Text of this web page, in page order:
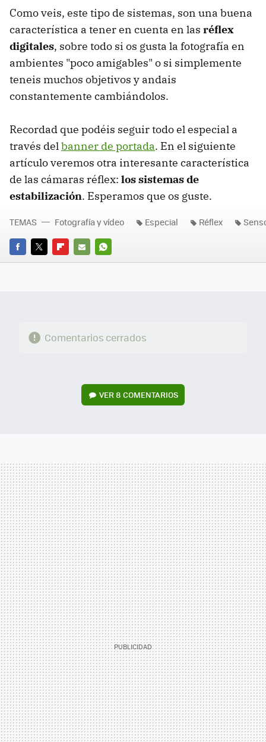
Como veis, este tipo de sistemas, son una buena
característica a tener en cuenta en las réflex
digitales, sobre todo si os gusta la fotografía en
ambientes "poco amigables" o si simplemente
teneis muchos objetivos y andais
constantemente cambiándolos.
Recordad que podéis seguir todo el especial a
través delbanner de portada. En el siguiente
artículo veremos otra interesante característica
de las cámaras réflex: los sistemas de
estabilización. Esperamos que os guste.
FACEBOOK
TWITTERFLIPBOARD
E-
WHATSAPP
TEMAS Fotografía y vídeo Especial Réflex
Comentarios cerrados
VER8 COMENTARIOS